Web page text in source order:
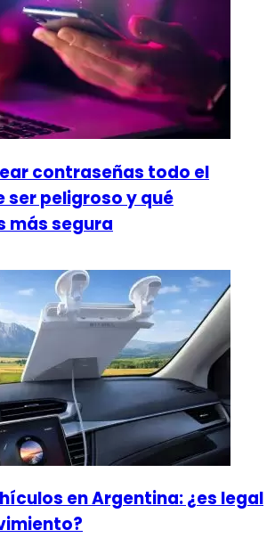
contraseñas todo el
ser peligroso y qué
más segura
en Argentina: ¿es legal